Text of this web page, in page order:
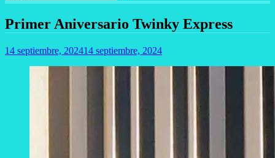
Primer Aniversario Twinky Express
14 septiembre, 202414 septiembre, 2024